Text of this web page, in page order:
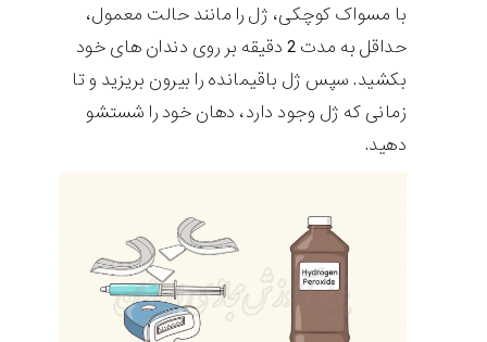
با مسواک کوچکی، ژل را مانند حالت معمول،
حداقل به مدت 2 دقیقه بر روی دندان های خود
بکشید. سپس ژل باقیمانده را بیرون بریزید و تا
زمانی که ژل وجود دارد، دهان خود را شستشو
دهید.